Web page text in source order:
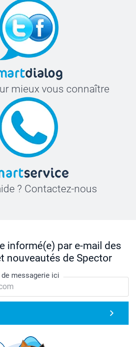
mieux vous connaître
? Contactez-nous
informé(e) par e-mail des
nouveautés de Spector
messagerie ici